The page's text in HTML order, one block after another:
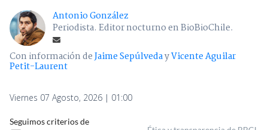
Antonio González
Periodista. Editor nocturno en BioBioChile.
Con información deJaime SepúlvedayVicente Aguilar
Petit-Laurent
Viernes 07 Agosto, 2026 | 01:00
Seguimos criterios de